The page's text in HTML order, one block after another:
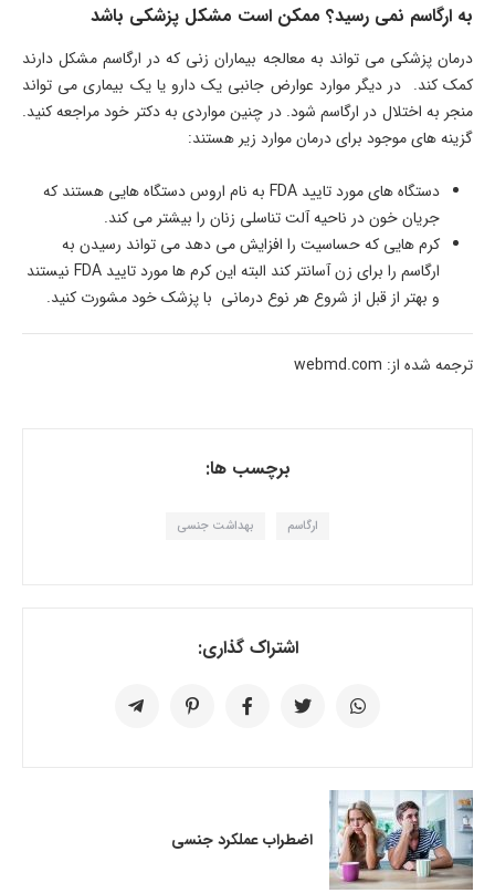
به ارگاسم نمی رسید؟ ممکن است مشکل پزشکی باشد
درمان پزشکی می تواند به معالجه بیماران زنی که در ارگاسم مشکل دارند
کمک کند. در دیگر موارد عوارض جانبی یک دارو یا یک بیماری می تواند
منجر به اختلال در ارگاسم شود. در چنین مواردی به دکتر خود مراجعه کنید.
گزینه های موجود برای درمان موارد زیر هستند:
دستگاه های مورد تایید FDA به نام اروس دستگاه هایی هستند که
جریان خون در ناحیه آلت تناسلی زنان را بیشتر می کند.
کرم هایی که حساسیت را افزایش می دهد می تواند رسیدن به
ارگاسم را برای زن آسانتر کند البته این کرم ها مورد تایید FDA نیستند
و بهتر از قبل از شروع هر نوع درمانی با پزشک خود مشورت کنید.
ترجمه شده از: webmd.com
برچسب ها:
ارگاسم بهداشت جنسی
اشتراک گذاری:
اضطراب عملکرد جنسی